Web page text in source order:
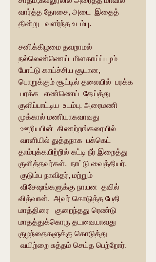
வார்த்த தோசை, அடை  இதைத்
தின்று   வளர்ந்த உடம்பு.
சனிக்கிழமை தவறாமல்
நல்லெண்ணெய்  மிளகாய்ப்பழம்
போட்டு காய்ச்சிய சூடான,
பொறுக்கும் சூட்டில் தலையில்  பரக்க
பரக்க   எண்ணெய்  தேய்த்து
குளிப்பாட்டிய  உடம்பு. அரைமணி
முக்கால் மணியாகவாவது
ஊறியபின்  கிணற்றங்கரையில்
வாளியில் துத்தநாக  பக்கெட்
தாம்புக்கயிற்றில் கட்டி நீர் இறைத்து
குளித்தவர்கள்.  நாட்டு வைத்தியர்,
குடும்ப நாவிதர், மற்றும்
விசேஷங்களுக்கு நாயன  தவில்
வித்வான்.  அவர் கொடுத்த பேதி
மாத்திரை   குறைந்தது ரெண்டு
மாதத்துக்கொரு தடவையாவது
குழந்தைகளுக்கு கொடுத்து
வயிற்றை சுத்தம் செய்த பெற்றோர்.